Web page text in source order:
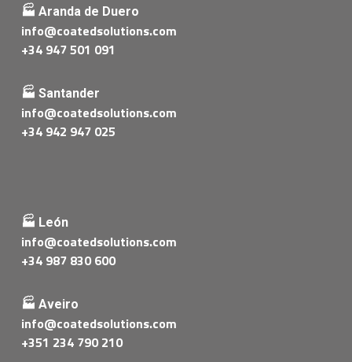
🏭 Aranda de Duero
info@coatedsolutions.com
+34 947 501 091
🏭 Santander
info@coatedsolutions.com
+34 942 947 025
🏭 León
info@coatedsolutions.com
+34 987 830 600
🏭 Aveiro
info@coatedsolutions.com
+351 234 790 210